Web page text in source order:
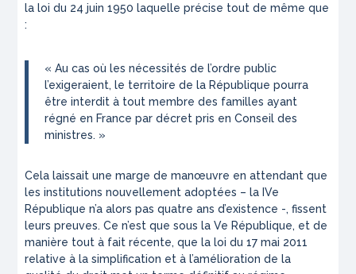
la loi du 24 juin 1950 laquelle précise tout de même que
:
«Au cas où les nécessités de l’ordre public
l’exigeraient, le territoire de la République pourra
être interdit à tout membre des familles ayant
régné en France par décret pris en Conseil des
ministres. »
Cela laissait une marge de manœuvre en attendant que
les institutions nouvellement adoptées – la IVe
République n’a alors pas quatre ans d’existence -, fissent
leurs preuves. Ce n’est que sous la Ve République, et de
manière tout à fait récente, que la loi du 17 mai 2011
relative à la simplification et à l’amélioration de la